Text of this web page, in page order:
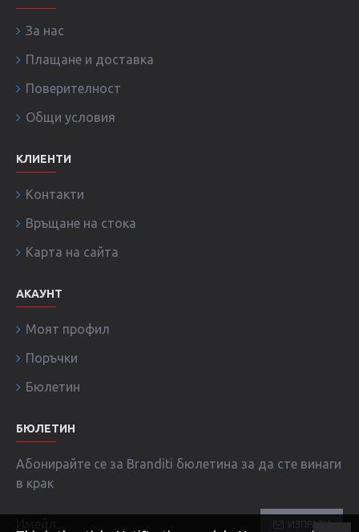
За нас
Плащане и доставка
Поверителност
Общи условия
КЛИЕНТИ
Контакти
Връщане на стока
Карта на сайта
АКАУНТ
Моят профил
Поръчки
Бюлетин
БЮЛЕТИН
Абонирайте се за Branditi бюлетина за да сте винаги
в крак
ИЗПРАТИ